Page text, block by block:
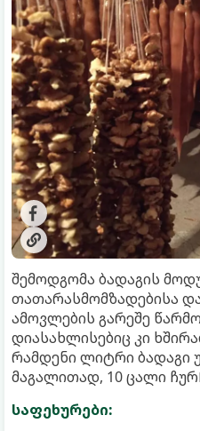
შემოდგომა ბადაგის
თათარასმომზადებისა
ამოვლების გარეშე
დიასახლისებიც კი
რამდენი ლიტრი ბადაგი
მაგალითად, 10 ცალი
საფეხურები: